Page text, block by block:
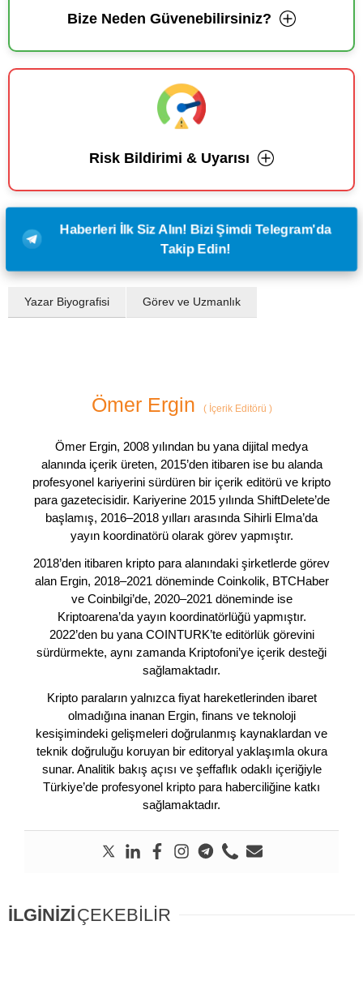
Bize Neden Güvenebilirsiniz?
Risk Bildirimi & Uyarısı
Haberleri İlk Siz Alın! Bizi Şimdi Telegram'da
Takip Edin!
Yazar Biyografisi Görev ve Uzmanlık
Ömer Ergin (İçerik Editörü )
Ömer Ergin, 2008 yılından bu yana dijital medya
alanında içerik üreten, 2015’den itibaren ise bu alanda
profesyonel kariyerini sürdüren bir içerik editörü ve kripto
para gazetecisidir. Kariyerine 2015 yılında ShiftDelete’de
başlamış, 2016–2018 yılları arasında Sihirli Elma’da
yayın koordinatörü olarak görev yapmıştır.
2018’den itibaren kripto para alanındaki şirketlerde görev
alan Ergin, 2018–2021 döneminde Coinkolik, BTCHaber
ve Coinbilgi’de, 2020–2021 döneminde ise
Kriptoarena’da yayın koordinatörlüğü yapmıştır.
2022’den bu yana COINTURK’te editörlük görevini
sürdürmekte, aynı zamanda Kriptofoni’ye içerik desteği
sağlamaktadır.
Kripto paraların yalnızca fiyat hareketlerinden ibaret
olmadığına inanan Ergin, finans ve teknoloji
kesişimindeki gelişmeleri doğrulanmış kaynaklardan ve
teknik doğruluğu koruyan bir editoryal yaklaşımla okura
sunar. Analitik bakış açısı ve şeffaflık odaklı içeriğiyle
Türkiye’de profesyonel kripto para haberciliğine katkı
sağlamaktadır.
İLGİNİZİÇEKEBİLİR